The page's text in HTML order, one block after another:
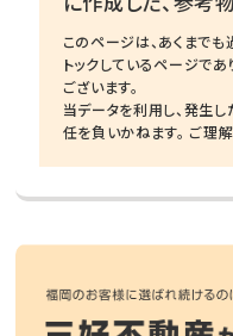
このページは、あくまで
トックしているページで
ございます。
当データを利用し、発生
任を負いかねます。 ご理